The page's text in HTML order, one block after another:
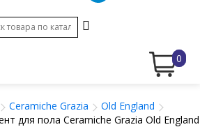
0
Ceramiche Grazia
Old England
для пола Ceramiche Grazia Old